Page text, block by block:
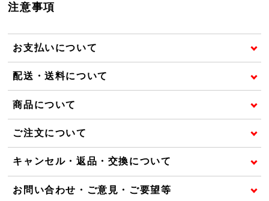
注意事項
お支払いについて
配送・送料について
商品について
ご注文について
キャンセル・返品・交換について
お問い合わせ・ご意見・ご要望等